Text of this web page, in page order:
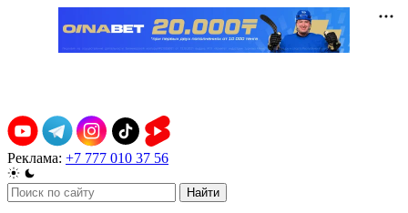
Реклама: +7 777 010 37 56
Найти